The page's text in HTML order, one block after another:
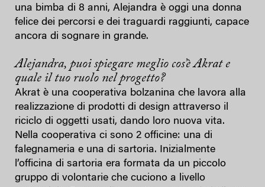
una bimba di 8 anni, Alejandra è oggi una donna
felice dei percorsi e dei traguardi raggiunti, capace
ancora di sognare in grande.
Alejandra, puoi spiegare meglio cos’è Akrat e
quale il tuo ruolo nel progetto?
Akrat è una cooperativa bolzanina che lavora alla
realizzazione di prodotti di design attraverso il
riciclo di oggetti usati, dando loro nuova vita.
Nella cooperativa ci sono 2 officine: una di
falegnameria e una di sartoria. Inizialmente
l’officina di sartoria era formata da un piccolo
gruppo di volontarie che cuciono a livello